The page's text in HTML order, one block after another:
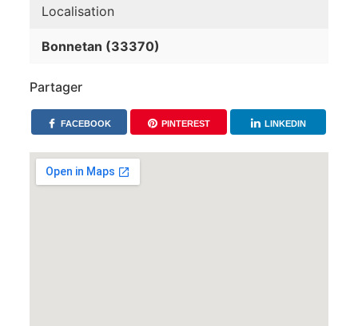
Localisation
Bonnetan (33370)
Partager
FACEBOOK PINTEREST LINKEDIN